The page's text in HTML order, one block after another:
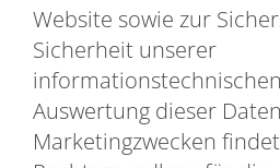
Website sowie zur
Sicherheit unserer
Auswertung dieser
Marketingzwecken